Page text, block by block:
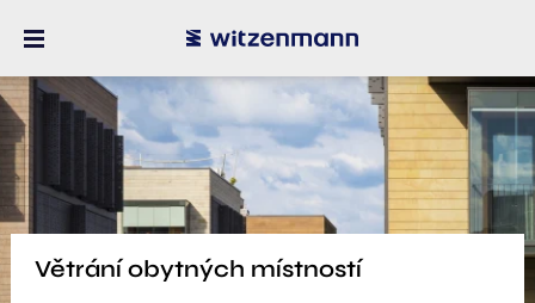
Větrání obytných místností